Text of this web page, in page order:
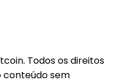
Todos os direitos
conteúdo sem